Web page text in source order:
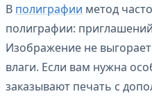
В полиграфии метод
полиграфии:
Изображение не
влаги. Если вам нужна
заказывают печать с